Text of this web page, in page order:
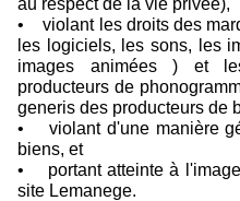
• violant les droits des
les logiciels, les sons, les
images animées ) et
producteurs de
generis des producteurs de
• violant d'une manière
biens, et
• portant atteinte à l'image
site Lemanege.